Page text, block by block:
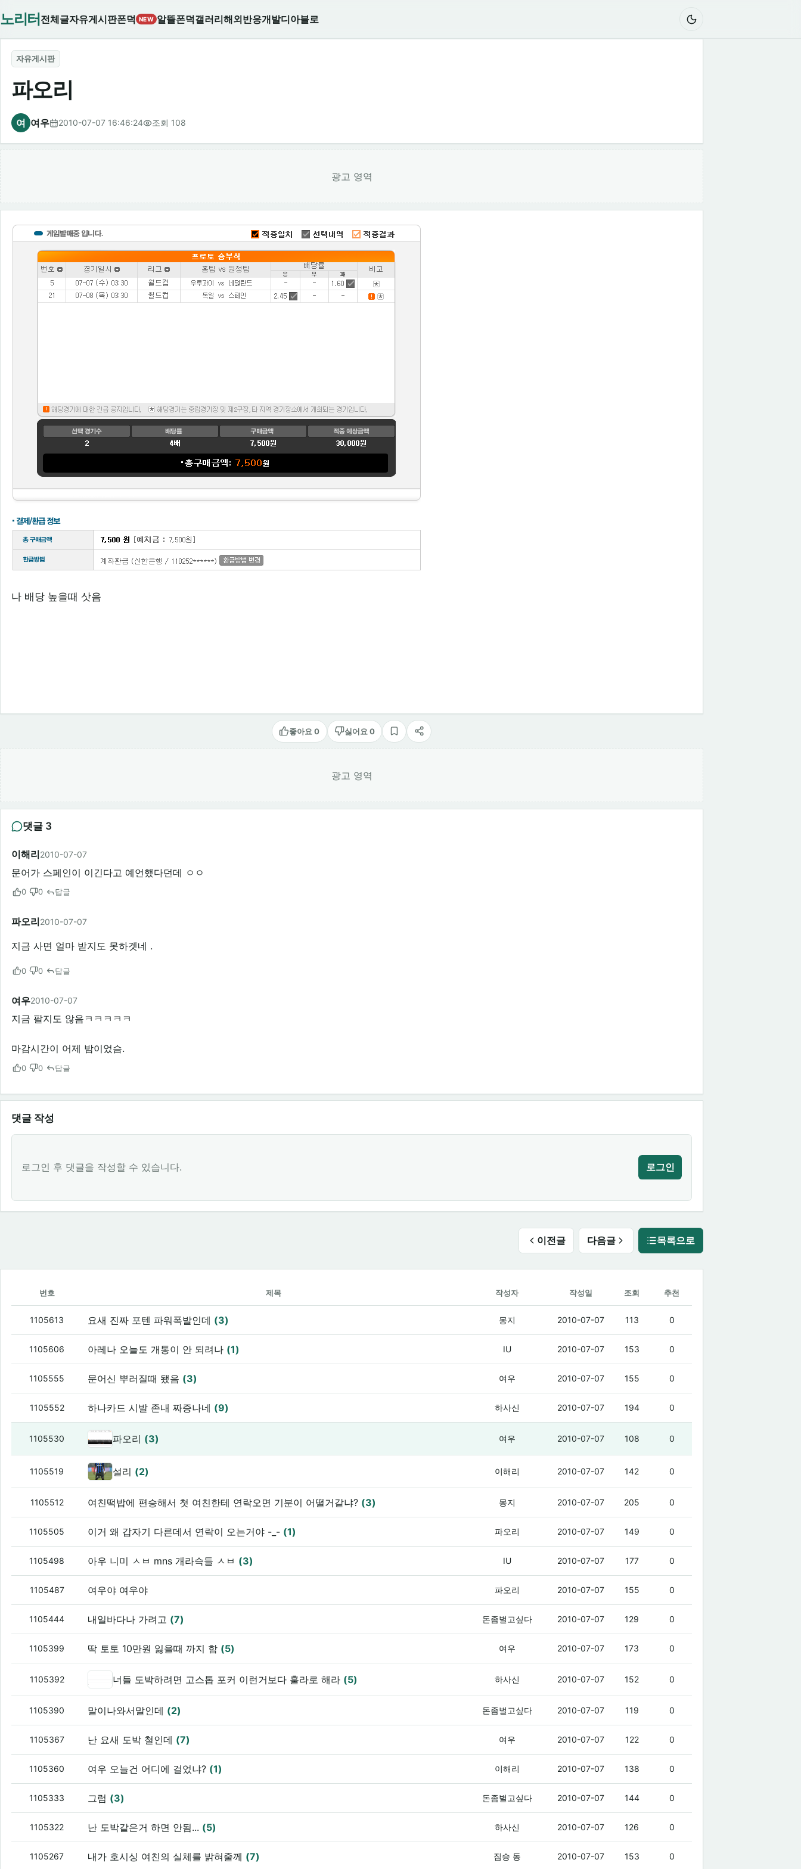
노리터 전체글자유게시판폰덕 NEW 알뜰폰덕갤러리해외반응개발디아블로
자유게시판
파오리
여 여우 2010-07-07 16:46:24 조회 108
광고 영역
나 배당 높을때 삿음
좋아요 0 싫어요 0
스크랩공유
광고 영역
댓글 3
이해리2010-07-07
문어가 스페인이 이긴다고 예언했다던데 ㅇㅇ
0 0 답글
파오리2010-07-07
지금 사면 얼마 받지도 못하겟네 .
0 0 답글
여우2010-07-07
지금 팔지도 않음ㅋㅋㅋㅋㅋ
마감시간이 어제 밤이었슴.
0 0 답글
댓글 작성
로그인 후 댓글을 작성할 수 있습니다. 로그인
이전글 다음글 목록으로
번호 제목 작성자 작성일 조회 추천
1105613 요새 진짜 포텐 파워폭발인데 (3) 몽지 2010-07-07 113 0
1105606 아레나 오늘도 개통이 안 되려나 (1) IU 2010-07-07 153 0
1105555 문어신 뿌러질때 됐음 (3) 여우 2010-07-07 155 0
1105552 하나카드 시발 존내 짜증나네 (9) 하사신 2010-07-07 194 0
1105530 파오리 (3) 여우 2010-07-07 108 0
1105519 설리 (2) 이해리 2010-07-07 142 0
1105512 여친떡밥에 편승해서 첫 여친한테 연락오면 기분이 어떨거같냐? (3) 몽지 2010-07-07 205 0
1105505 이거 왜 갑자기 다른데서 연락이 오는거야 -_- (1) 파오리 2010-07-07 149 0
1105498 아우 니미 ㅅㅂ mns 개라슥들 ㅅㅂ (3) IU 2010-07-07 177 0
1105487 여우야 여우야 파오리 2010-07-07 155 0
1105444 내일바다나 가려고 (7) 돈좀벌고싶다 2010-07-07 129 0
1105399 딱 토토 10만원 잃을때 까지 함 (5) 여우 2010-07-07 173 0
1105392 너들 도박하려면 고스톱 포커 이런거보다 훌라로 해라 (5) 하사신 2010-07-07 152 0
1105390 말이나와서말인데 (2) 돈좀벌고싶다 2010-07-07 119 0
1105367 난 요새 도박 철인데 (7) 여우 2010-07-07 122 0
1105360 여우 오늘건 어디에 걸었냐? (1) 이해리 2010-07-07 138 0
1105333 그럼 (3) 돈좀벌고싶다 2010-07-07 144 0
1105322 난 도박같은거 하면 안됨... (5) 하사신 2010-07-07 126 0
1105267 내가 호시싱 여친의 실체를 밝혀줄께 (7) 짐승 동 2010-07-07 153 0